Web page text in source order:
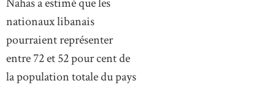
Nahas a estimé que les
nationaux libanais
pourraient représenter
entre 72 et 52 pour cent de
la population totale du pays